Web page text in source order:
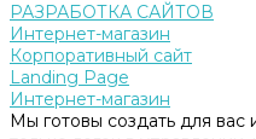
РАЗРАБОТКА САЙТОВ
Интернет-магазин
Корпоративный сайт
Landing Page
Интернет-магазин
Мы готовы создать для вас